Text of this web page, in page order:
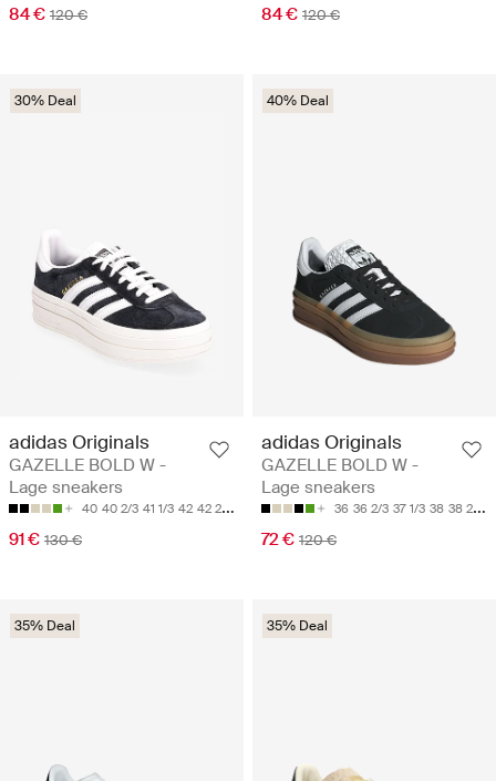
84 € 120 € 84 € 120 €
30% Deal
adidas Originals
GAZELLE BOLD W -
Lage sneakers
40 40 2/3 41 1/3 42 42 2/3
91 € 130 €
40% Deal
adidas Originals
GAZELLE BOLD W -
Lage sneakers
36 36 2/3 37 1/3 38 38 2/3
72 € 120 €
35% Deal 35% Deal